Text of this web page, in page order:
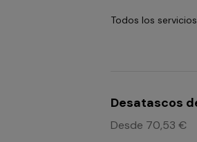
Todos los servicios
Desatascos
Desde 70,53 €